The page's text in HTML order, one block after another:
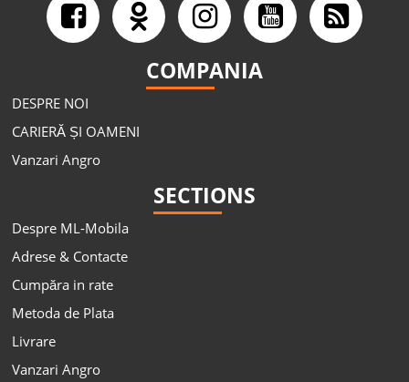
COMPANIA
DESPRE NOI
CARIERĂ ȘI OAMENI
Vanzari Angro
SECTIONS
Despre ML-Mobila
Adrese & Contacte
Cumpăra in rate
Metoda de Plata
Livrare
Vanzari Angro